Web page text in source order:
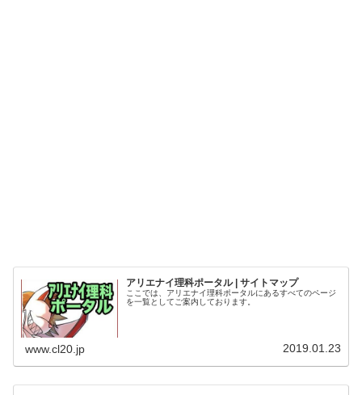
アリエナイ理科ポータル | サイトマップ
ここでは、アリエナイ理科ポータルにあるすべてのページ
を一覧としてご案内しております。
www.cl20.jp 2019.01.23